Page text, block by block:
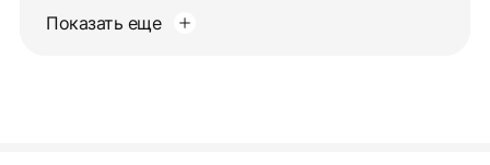
Показать еще